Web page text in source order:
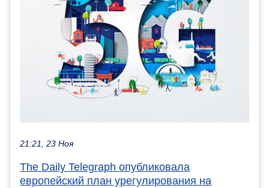
21:21, 23 Ноя
The Daily Telegraph опубликовала
европейский план урегулирования на